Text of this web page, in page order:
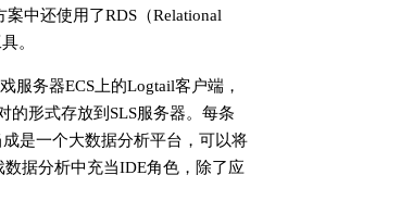
中还使用了RDS（Relational
。
服务器ECS上的Logtail客户端，
的形式存放到SLS服务器。每条
是一个大数据分析平台，可以将
数据分析中充当IDE角色，除了应